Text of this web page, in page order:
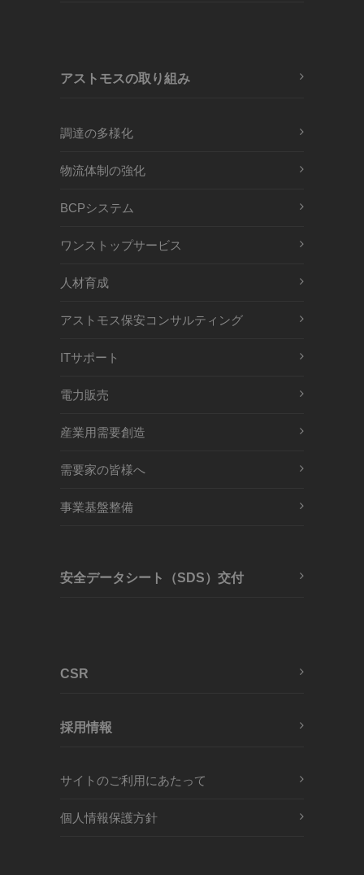
アストモスの取り組み
調達の多様化
物流体制の強化
BCPシステム
ワンストップサービス
人材育成
アストモス保安コンサルティング
ITサポート
電力販売
産業用需要創造
需要家の皆様へ
事業基盤整備
安全データシート（SDS）交付
CSR
採用情報
サイトのご利用にあたって
個人情報保護方針